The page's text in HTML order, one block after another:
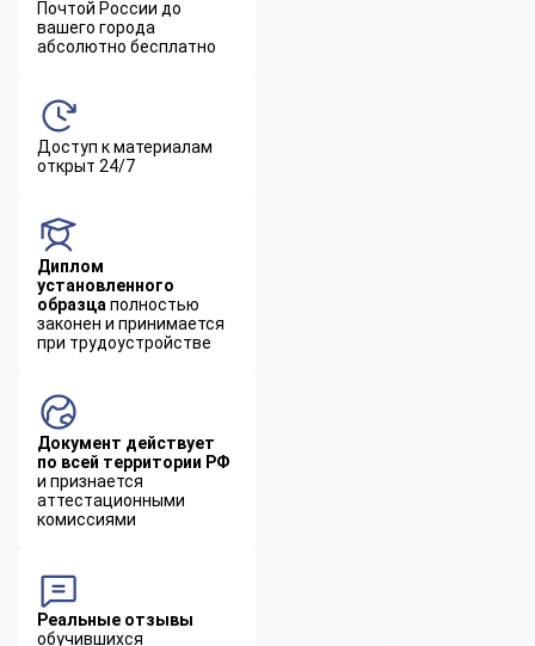
Почтой России до
вашего города
абсолютно бесплатно
Доступ к материалам
открыт 24/7
Диплом
установленного
образца полностью
законен и принимается
при трудоустройстве
Документ действует
по всей территории РФ
и признается
аттестационными
комиссиями
Реальные отзывы
обучившихся